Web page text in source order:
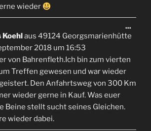
wieder
aus 49124 Georgsmarienhütte
2018 um 16:53
von Bahrenfleth.Ich bin zum vierten
Treffen gewesen und war wieder
Den Anfahrtsweg von 300 Km
wieder gerne in Kauf. Was euer
Beine stellt sucht seines Gleichen.
wieder dabei.
...Diese
ein-/